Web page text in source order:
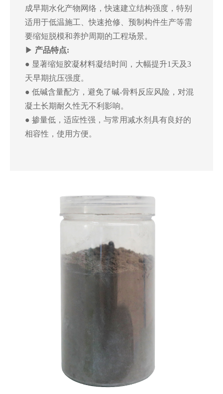
成早期水化产物网络，快速建立结构强度，特别
适用于低温施工、快速抢修、预制构件生产等需
要缩短脱模和养护周期的工程场景。
▶ 产品特点:
● 显著缩短胶凝材料凝结时间，大幅提升1天及3
天早期抗压强度。
● 低碱含量配方，避免了碱-骨料反应风险，对混
凝土长期耐久性无不利影响。
● 掺量低，适应性强，与常用减水剂具有良好的
相容性，使用方便。